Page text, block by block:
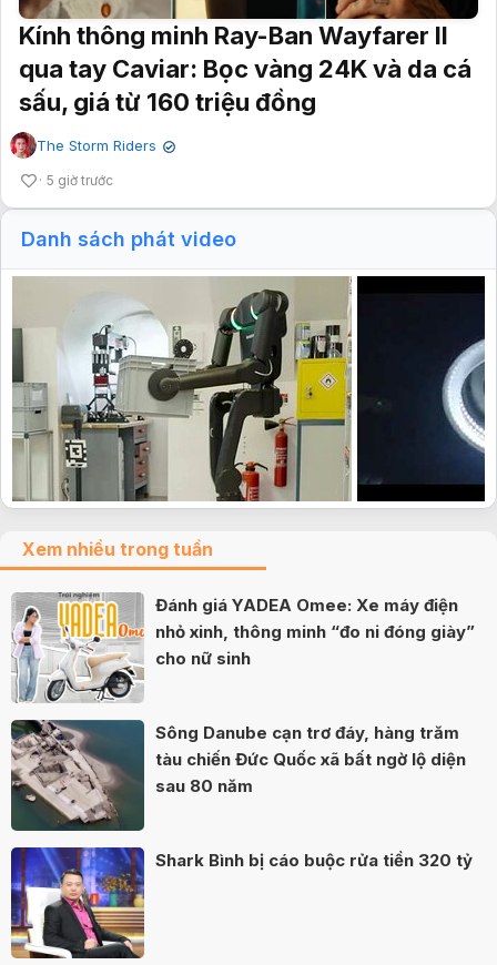
Kính thông minh Ray-Ban Wayfarer II
qua tay Caviar: Bọc vàng 24K và da cá
sấu, giá từ 160 triệu đồng
The Storm Riders ✔
5 giờ trước
Danh sách phát video
Xem nhiều trong tuần
Đánh giá YADEA Omee: Xe máy điện
nhỏ xinh, thông minh “đo ni đóng giày”
cho nữ sinh
Sông Danube cạn trơ đáy, hàng trăm
tàu chiến Đức Quốc xã bất ngờ lộ diện
sau 80 năm
Shark Bình bị cáo buộc rửa tiền 320 tỷ